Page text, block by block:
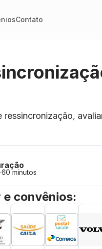
Contato
minutos
convênios: